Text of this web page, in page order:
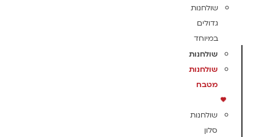
שולחנות
גדולים
במיוחד
שולחנות
שולחנות
מטבח
שולחנות
סלון